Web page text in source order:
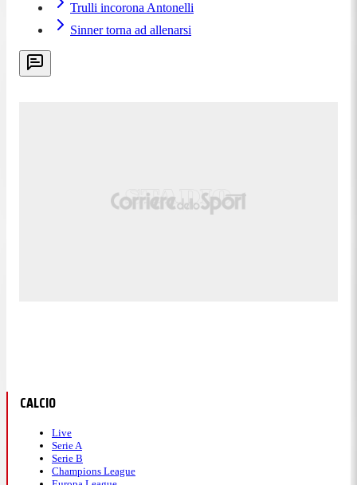
Trulli incorona Antonelli
Sinner torna ad allenarsi
CALCIO
Live
Serie A
Serie B
Champions League